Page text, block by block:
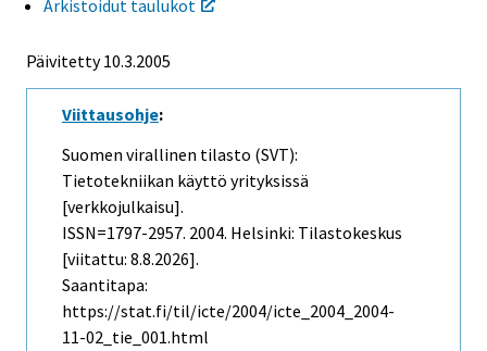
Arkistoidut taulukot
Päivitetty10.3.2005
Viittausohje:
Suomen virallinen tilasto (SVT):
Tietotekniikan käyttö yrityksissä
[verkkojulkaisu].
ISSN=1797-2957. 2004. Helsinki: Tilastokeskus
[viitattu: 8.8.2026].
Saantitapa:
https://stat.fi/til/icte/2004/icte_2004_2004-
11-02_tie_001.html